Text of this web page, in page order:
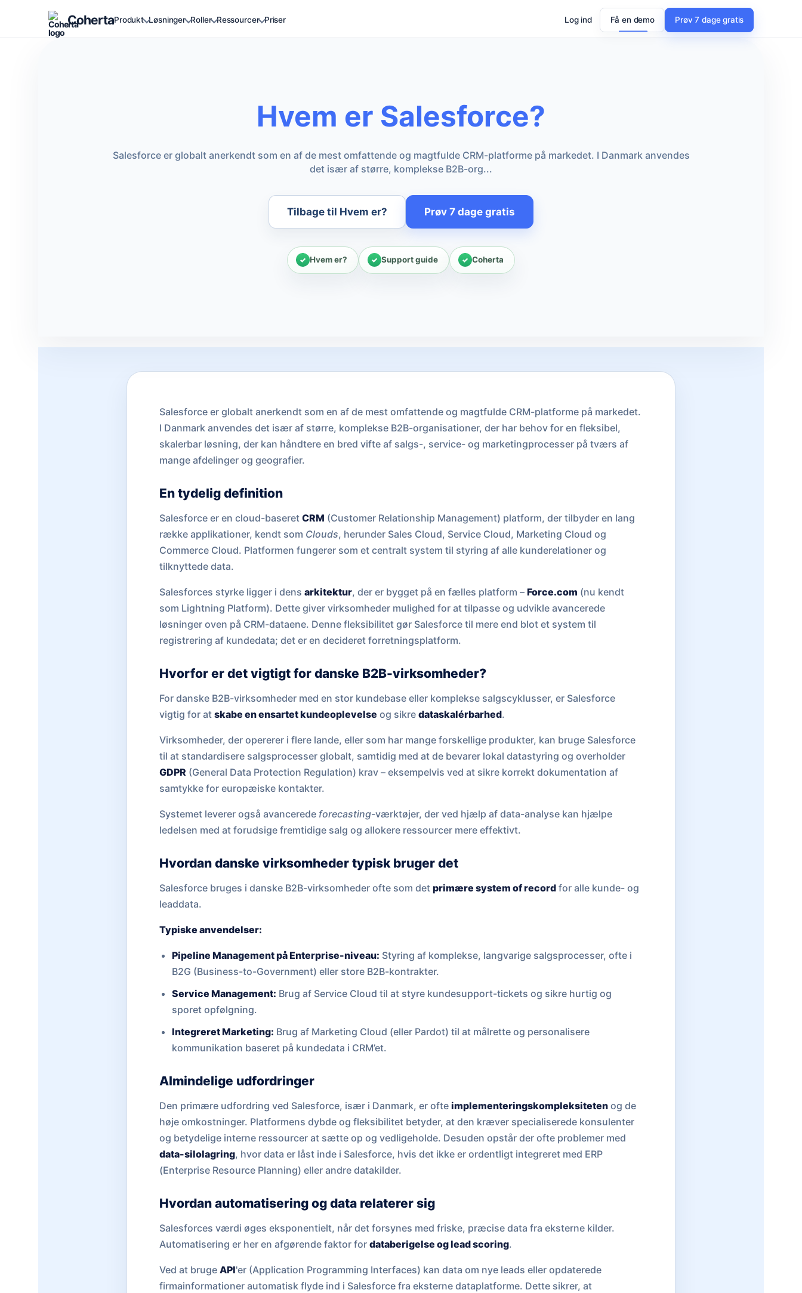
CohertaProdukt Løsninger Roller Ressourcer Priser Log ind Få en demo Prøv 7 dage gratis
Hvem er Salesforce?
Salesforce er globalt anerkendt som en af de mest omfattende og magtfulde CRM-platforme på markedet. I Danmark anvendes
det især af større, komplekse B2B-org...
Tilbage til Hvem er? Prøv 7 dage gratis
Hvem er? Support guide Coherta
Salesforce er globalt anerkendt som en af de mest omfattende og magtfulde CRM-platforme på markedet.
I Danmark anvendes det især af større, komplekse B2B-organisationer, der har behov for en fleksibel,
skalerbar løsning, der kan håndtere en bred vifte af salgs-, service- og marketingprocesser på tværs af
mange afdelinger og geografier.
En tydelig definition
Salesforce er en cloud-baseret CRM (Customer Relationship Management) platform, der tilbyder en lang
række applikationer, kendt som Clouds, herunder Sales Cloud, Service Cloud, Marketing Cloud og
Commerce Cloud. Platformen fungerer som et centralt system til styring af alle kunderelationer og
tilknyttede data.
Salesforces styrke ligger i dens arkitektur, der er bygget på en fælles platform – Force.com (nu kendt
som Lightning Platform). Dette giver virksomheder mulighed for at tilpasse og udvikle avancerede
løsninger oven på CRM-dataene. Denne fleksibilitet gør Salesforce til mere end blot et system til
registrering af kundedata; det er en decideret forretningsplatform.
Hvorfor er det vigtigt for danske B2B-virksomheder?
For danske B2B-virksomheder med en stor kundebase eller komplekse salgscyklusser, er Salesforce
vigtig for at skabe en ensartet kundeoplevelse og sikre dataskalérbarhed.
Virksomheder, der opererer i flere lande, eller som har mange forskellige produkter, kan bruge Salesforce
til at standardisere salgsprocesser globalt, samtidig med at de bevarer lokal datastyring og overholder
GDPR (General Data Protection Regulation) krav – eksempelvis ved at sikre korrekt dokumentation af
samtykke for europæiske kontakter.
Systemet leverer også avancerede forecasting-værktøjer, der ved hjælp af data-analyse kan hjælpe
ledelsen med at forudsige fremtidige salg og allokere ressourcer mere effektivt.
Hvordan danske virksomheder typisk bruger det
Salesforce bruges i danske B2B-virksomheder ofte som det primære system of recordfor alle kunde- og
leaddata.
Typiske anvendelser:
Pipeline Management på Enterprise-niveau: Styring af komplekse, langvarige salgsprocesser, ofte i
B2G (Business-to-Government) eller store B2B-kontrakter.
Service Management: Brug af Service Cloud til at styre kundesupport-tickets og sikre hurtig og
sporet opfølgning.
Integreret Marketing: Brug af Marketing Cloud (eller Pardot) til at målrette og personalisere
kommunikation baseret på kundedata i CRM’et.
Almindelige udfordringer
Den primære udfordring ved Salesforce, især i Danmark, er ofte implementeringskompleksitetenog de
høje omkostninger. Platformens dybde og fleksibilitet betyder, at den kræver specialiserede konsulenter
og betydelige interne ressourcer at sætte op og vedligeholde. Desuden opstår der ofte problemer med
data-silolagring, hvor data er låst inde i Salesforce, hvis det ikke er ordentligt integreret med ERP
(Enterprise Resource Planning) eller andre datakilder.
Hvordan automatisering og data relaterer sig
Salesforces værdi øges eksponentielt, når det forsynes med friske, præcise data fra eksterne kilder.
Automatisering er her en afgørende faktor for databerigelse og lead scoring.
Ved at bruge API'er (Application Programming Interfaces) kan data om nye leads eller opdaterede
firmainformationer automatisk flyde ind i Salesforce fra eksterne dataplatforme. Dette sikrer, at